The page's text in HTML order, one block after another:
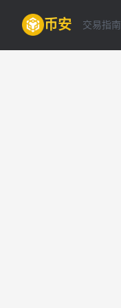
币安 交易指南